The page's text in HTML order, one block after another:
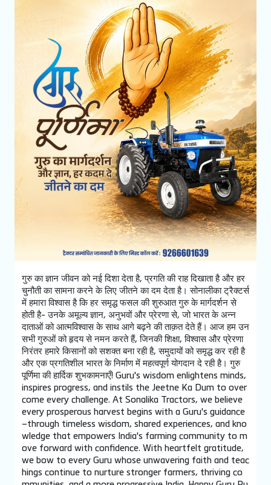
Dum #PriceTransparency #VisitSonalikaWebsite
#SonalikaTractors #JeetneKaDum #PriceTransparen
#VisitSonalikaWebsite
Posted On: 30 Jul 2026 8:06 PM
गुरु का ज्ञान जीवन को नई दिशा देता है, प्रगति की राह दिखाता है और हर
चुनौती का सामना करने के लिए जीतने का दम देता है। सोनालीका ट्रैक्टर्स
में हमारा विश्वास है कि हर समृद्ध फसल की शुरुआत गुरु के मार्गदर्शन से
होती है- उनके अमूल्य ज्ञान, अनुभवों और प्रेरणा से, जो भारत के अन्न
दाताओं को आत्मविश्वास के साथ आगे बढ़ने की ताक़त देते हैं। आज हम उन
सभी गुरुओं को हृदय से नमन करते हैं, जिनकी शिक्षा, विश्वास और प्रेरणा